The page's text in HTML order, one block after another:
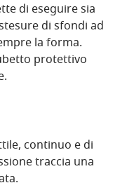
di eseguire sia
di sfondi ad
la forma.
protettivo
continuo e di
traccia una